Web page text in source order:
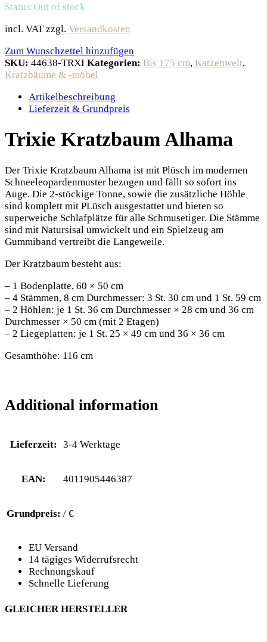
Status:Out of stock
incl. VAT zzgl. Versandkosten
Zum Wunschzettel hinzufügen
SKU: 44638-TRXI Kategorien: Bis 175 cm, Katzenwelt,
Kratzbäume & -möbel
Artikelbeschreibung
Lieferzeit & Grundpreis
Trixie Kratzbaum Alhama
Der Trixie Kratzbaum Alhama ist mit Plüsch im modernen
Schneeleopardenmuster bezogen und fällt so sofort ins
Auge. Die 2-stöckige Tonne, sowie die zusätzliche Höhle
sind komplett mit PLüsch ausgestattet und bieten so
superweiche Schlafplätze für alle Schmusetiger. Die Stämme
sind mit Natursisal umwickelt und ein Spielzeug am
Gummiband vertreibt die Langeweile.
Der Kratzbaum besteht aus:
– 1 Bodenplatte, 60 × 50 cm
– 4 Stämmen, 8 cm Durchmesser: 3 St. 30 cm und 1 St. 59 cm
– 2 Höhlen: je 1 St. 36 cm Durchmesser × 28 cm und 36 cm
Durchmesser × 50 cm (mit 2 Etagen)
– 2 Liegeplatten: je 1 St. 25 × 49 cm und 36 × 36 cm
Gesamthöhe: 116 cm
Additional information
Lieferzeit: 3-4 Werktage
EAN: 4011905446387
Grundpreis: / €
EU Versand
14 tägiges Widerrufsrecht
Rechnungskauf
Schnelle Lieferung
GLEICHER HERSTELLER